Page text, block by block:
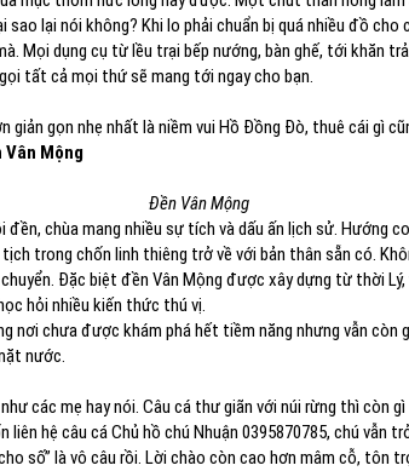
sao lại nói không? Khi lo phải chuẩn bị quá nhiều đồ
Mọi dụng cụ từ lều trại bếp nướng, bàn ghế, tới khăn
tất cả mọi thứ sẽ mang tới ngay cho bạn.
giản gọn nhẹ nhất là niềm vui Hồ Đồng Đò, thuê cái gì
Vân Mộng
Đền Vân Mộng
chùa mang nhiều sự tích và dấu ấn lịch sử. Hướng
trong chốn linh thiêng trở về với bản thân sẵn có.
Đặc biệt đền Vân Mộng được xây dựng từ thời
hỏi nhiều kiến thức thú vị.
nơi chưa được khám phá hết tiềm năng nhưng vẫn còn
nước.
các mẹ hay nói. Câu cá thư giãn với núi rừng thì còn
liên hệ câu cá Chủ hồ chú Nhuận 0395870785, chú vẫn
số” là vô câu rồi. Lời chào còn cao hơn mâm cỗ, tôn